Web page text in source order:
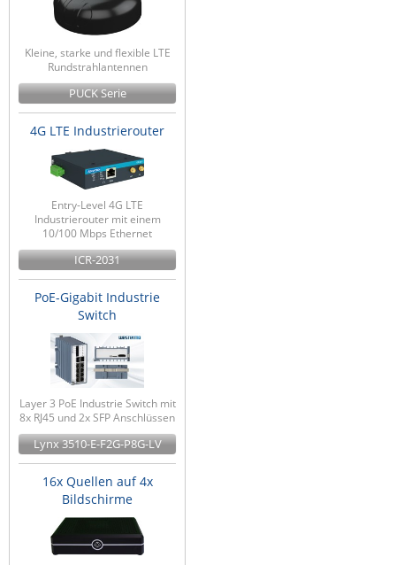
Kleine, starke und flexible LTE
Rundstrahlantennen
PUCK Serie
4G LTE Industrierouter
Entry-Level 4G LTE
Industrierouter mit einem
10/100 Mbps Ethernet
ICR-2031
PoE-Gigabit Industrie
Switch
Layer 3 PoE Industrie Switch mit
8x RJ45 und 2x SFP Anschlüssen
Lynx 3510-E-F2G-P8G-LV
16x Quellen auf 4x
Bildschirme